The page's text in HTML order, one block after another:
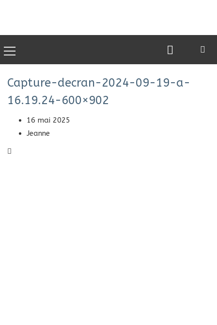
Capture-decran-2024-09-19-a-
16.19.24-600×902
16 mai 2025
Jeanne